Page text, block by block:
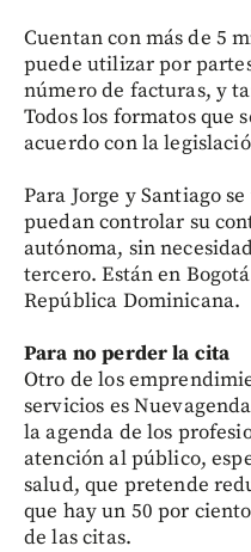
Cuentan con más de 5
puede utilizar por
número de facturas, y
Todos los formatos que
acuerdo con la
Para Jorge y Santiago
puedan controlar su
autónoma, sin
tercero. Están en
República Dominicana.
Para no perder la cita
Otro de los
servicios es
la agenda de los
atención al público,
salud, que pretende
que hay un 50 por
de las citas.